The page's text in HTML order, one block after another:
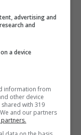
advertising and
and
a device
information from
other device
with 319
and our partners